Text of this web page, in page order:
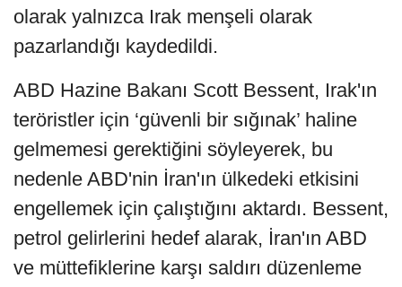
olarak yalnızca Irak menşeli olarak
pazarlandığı kaydedildi.
ABD Hazine Bakanı Scott Bessent, Irak'ın
teröristler için ‘güvenli bir sığınak’ haline
gelmemesi gerektiğini söyleyerek, bu
nedenle ABD'nin İran'ın ülkedeki etkisini
engellemek için çalıştığını aktardı. Bessent,
petrol gelirlerini hedef alarak, İran'ın ABD
ve müttefiklerine karşı saldırı düzenleme